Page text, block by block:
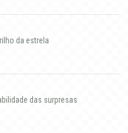
da estrela
das surpresas